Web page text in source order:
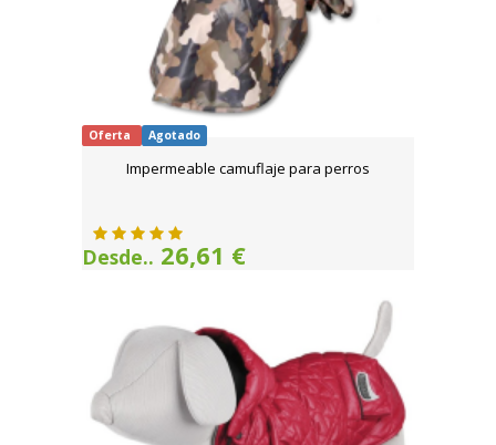
Oferta Agotado
Impermeable camuflaje para perros
Desde.. 26,61 €